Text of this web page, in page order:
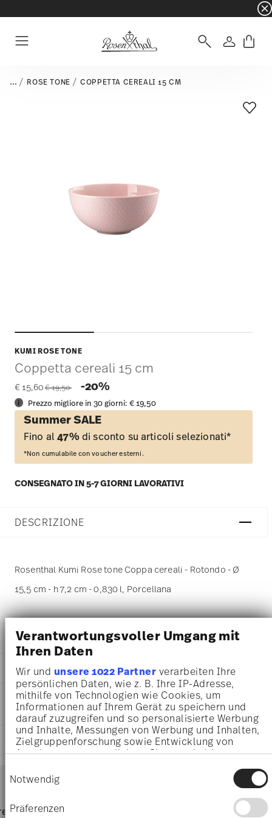
Verantwortungsvoller Umgang mit
Ihren Daten
Wir und unsere 1022 Partnerverarbeiten Ihre
persönlichen Daten, wie z. B. Ihre IP-Adresse,
mithilfe von Technologien wie Cookies, um
Informationen auf Ihrem Gerät zu speichern und
darauf zuzugreifen und so personalisierte Werbung
und Inhalte, Messungen von Werbung und Inhalten,
Zielgruppenforschung sowie Entwicklung von
Angeboten zu ermöglichen. Sie entscheiden
Sie können Ihre Einwilligung jederzeit über die
Cookie-Erklärung oder durch Klicken auf das
Privacy Trigger Symbol ändern oder widerrufen
Notwendig
Präferenzen
☀️ Summer SALE su articoli e collezioni
Accedi
... ROSE TONE COPPETTA CEREALI 15 CM
KUMI ROSE TONE
Coppetta cereali 15 cm
€ 15,60 Price reduced from
€ 19,50 -20%
Prezzo migliore in 30 giorni:€ 19,50
Summer SALE
Fino al47%di sconto su articoli selezionati*
*Non cumulabile con voucher esterni.
CONSEGNATO IN 5-7 GIORNI LAVORATIVI
Lista
DESCRIZIONE
Rosenthal Kumi Rose tone Coppa cereali - Rotondo - Ø
15,5 cm - h 7,2 cm - 0,830 l, Porcellana
DETTAGLI
Kumi
Rose tone
Porcellana
Rose tone
10580-405334-15455
4012438577166
CN
DIMENSIONI
15,50 cm
15,50 cm
15,50 cm
7,20 cm
0.83 l
263 gr
INFORMAZIONI SU CURA E
SICUREZZA
Resistente al lavaggio in
Adatto al forno microonde
SPEDIZIONE E RESI
pagina dedicata alle
Footer